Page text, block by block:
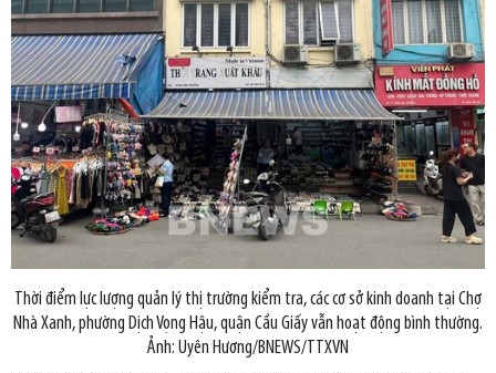
Thời điểm lực lượng quản lý thị trường kiểm tra, các cơ sở kinh doanh tại Chợ
Nhà Xanh, phường Dịch Vọng Hậu, quận Cầu Giấy vẫn hoạt động bình thường.
Ảnh: Uyên Hương/BNEWS/TTXVN